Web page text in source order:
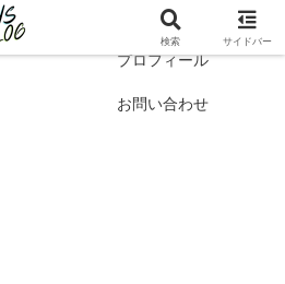
ドで知るシンプルライフと自己成長
プロフィール
お問い合わせ
検索 サイドバー